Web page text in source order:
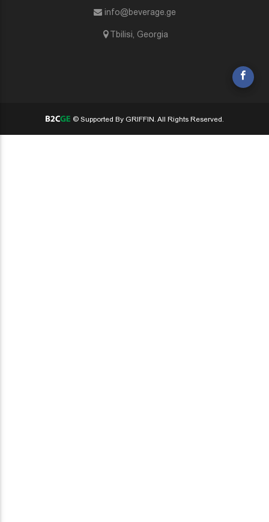
info@beverage.ge
Tbilisi, Georgia
© Supported By GRIFFIN. All Rights Reserved.